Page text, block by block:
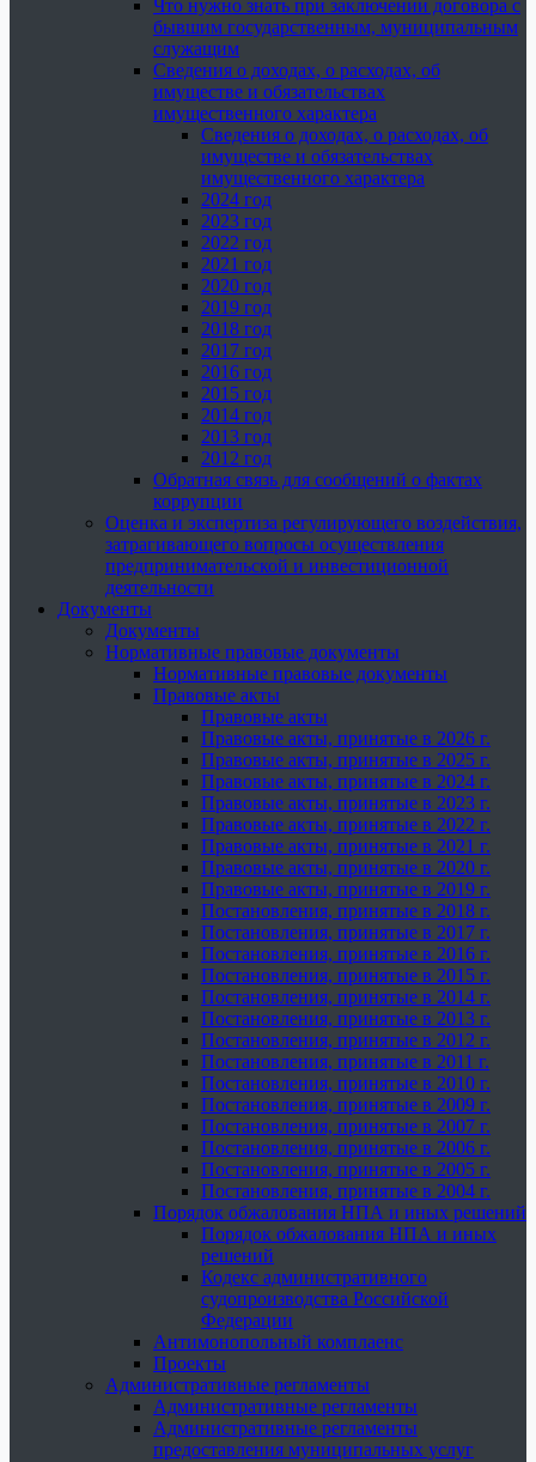
Что нужно знать при заключении договора с
бывшим государственным, муниципальным
служащим
Сведения о доходах, о расходах, об
имуществе и обязательствах
имущественного характера
Сведения о доходах, о расходах, об
имуществе и обязательствах
имущественного характера
2024 год
2023 год
2022 год
2021 год
2020 год
2019 год
2018 год
2017 год
2016 год
2015 год
2014 год
2013 год
2012 год
Обратная связь для сообщений о фактах
коррупции
Оценка и экспертиза регулирующего воздействия,
затрагивающего вопросы осуществления
предпринимательской и инвестиционной
деятельности
Документы
Документы
Нормативные правовые документы
Нормативные правовые документы
Правовые акты
Правовые акты
Правовые акты, принятые в 2026 г.
Правовые акты, принятые в 2025 г.
Правовые акты, принятые в 2024 г.
Правовые акты, принятые в 2023 г.
Правовые акты, принятые в 2022 г.
Правовые акты, принятые в 2021 г.
Правовые акты, принятые в 2020 г.
Правовые акты, принятые в 2019 г.
Постановления, принятые в 2018 г.
Постановления, принятые в 2017 г.
Постановления, принятые в 2016 г.
Постановления, принятые в 2015 г.
Постановления, принятые в 2014 г.
Постановления, принятые в 2013 г.
Постановления, принятые в 2012 г.
Постановления, принятые в 2011 г.
Постановления, принятые в 2010 г.
Постановления, принятые в 2009 г.
Постановления, принятые в 2007 г.
Постановления, принятые в 2006 г.
Постановления, принятые в 2005 г.
Постановления, принятые в 2004 г.
Порядок обжалования НПА и иных решений
Порядок обжалования НПА и иных
решений
Кодекс административного
судопроизводства Российской
Федерации
Антимонопольный комплаенс
Проекты
Административные регламенты
Административные регламенты
Административные регламенты
предоставления муниципальных услуг